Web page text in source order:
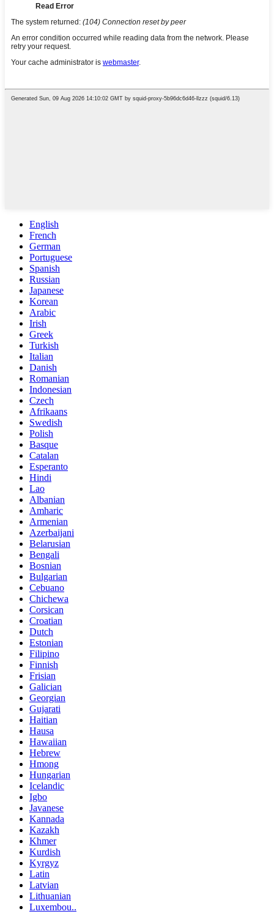
English
French
German
Portuguese
Spanish
Russian
Japanese
Korean
Arabic
Irish
Greek
Turkish
Italian
Danish
Romanian
Indonesian
Czech
Afrikaans
Swedish
Polish
Basque
Catalan
Esperanto
Hindi
Lao
Albanian
Amharic
Armenian
Azerbaijani
Belarusian
Bengali
Bosnian
Bulgarian
Cebuano
Chichewa
Corsican
Croatian
Dutch
Estonian
Filipino
Finnish
Frisian
Galician
Georgian
Gujarati
Haitian
Hausa
Hawaiian
Hebrew
Hmong
Hungarian
Icelandic
Igbo
Javanese
Kannada
Kazakh
Khmer
Kurdish
Kyrgyz
Latin
Latvian
Lithuanian
Luxembou..